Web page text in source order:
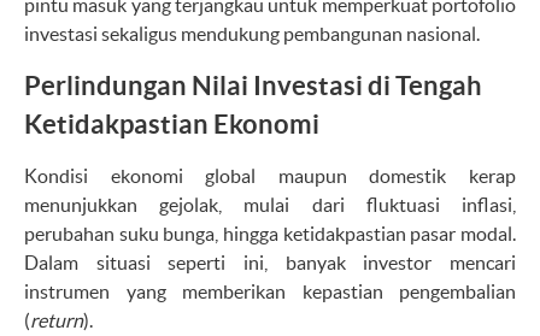
investasi sekaligus mendukung pembangunan nasional.
Perlindungan Nilai Investasi di Tengah
Ketidakpastian Ekonomi
Kondisi ekonomi global maupun domestik kerap
menunjukkan gejolak, mulai dari fluktuasi inflasi,
perubahan suku bunga, hingga ketidakpastian pasar modal.
Dalam situasi seperti ini, banyak investor mencari
instrumen yang memberikan kepastian pengembalian
(return).